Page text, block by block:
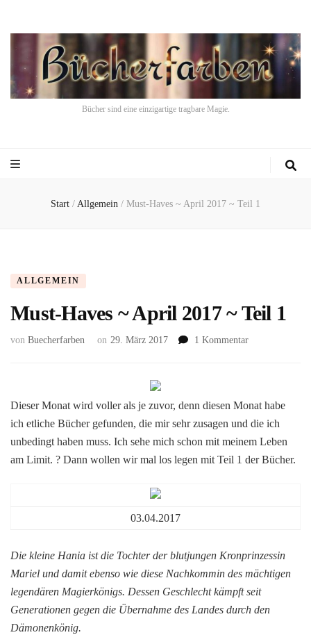
Bücher sind eine einzigartige tragbare Magie.
Start / Allgemein / Must-Haves ~ April 2017 ~ Teil 1
ALLGEMEIN
Must-Haves ~ April 2017 ~ Teil 1
von Buecherfarben on 29. März 2017 1 Kommentarzu
2017
~
Teil
1
Dieser Monat wird voller als je zuvor, denn diesen Monat habe
ich etliche Bücher gefunden, die mir sehr zusagen und die ich
unbedingt haben muss. Ich sehe mich schon mit meinem Leben
am Limit. ? Dann wollen wir mal los legen mit Teil 1 der Bücher.
03.04.2017
Die kleine Hania ist die Tochter der blutjungen Kronprinzessin
Mariel und damit ebenso wie diese Nachkommin des mächtigen
legendären Magierkönigs. Dessen Geschlecht kämpft seit
Generationen gegen die Übernahme des Landes durch den
Dämonenkönig.